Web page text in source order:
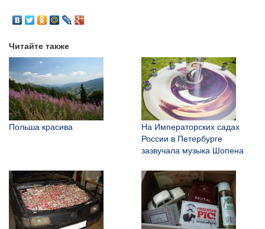
Читайте также
Польша красива
На Императорских садах
России в Петербурге
зазвучала музыка Шопена